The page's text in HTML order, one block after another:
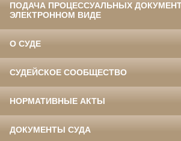
ПОДАЧА ПРОЦЕССУАЛЬНЫХ
ЭЛЕКТРОННОМ ВИДЕ
О СУДЕ
СУДЕЙСКОЕ СООБЩЕСТВО
НОРМАТИВНЫЕ АКТЫ
ДОКУМЕНТЫ СУДА